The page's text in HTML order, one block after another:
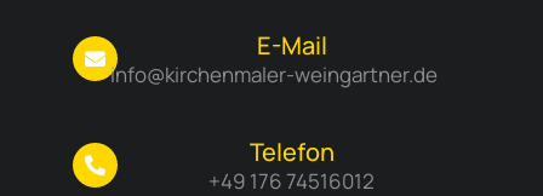
E-Mail
info@kirchenmaler-weingartner.de
Telefon
+49 176 74516012